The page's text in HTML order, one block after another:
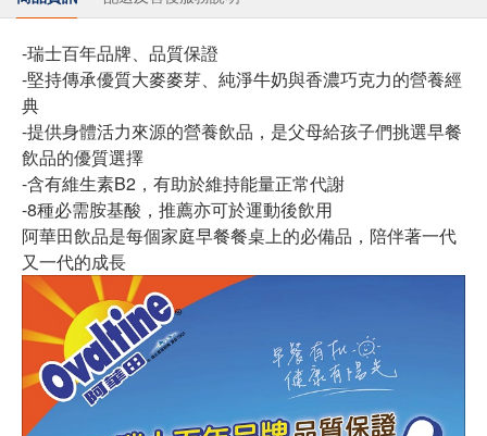
-瑞士百年品牌、品質保證
-堅持傳承優質大麥麥芽、純淨牛奶與香濃巧克力的營養經
典
-提供身體活力來源的營養飲品，是父母給孩子們挑選早餐
飲品的優質選擇
-含有維生素B2，有助於維持能量正常代謝
-8種必需胺基酸，推薦亦可於運動後飲用
阿華田飲品是每個家庭早餐餐桌上的必備品，陪伴著一代
又一代的成長